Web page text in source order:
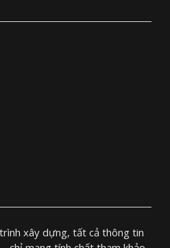
xây dựng, tất cả thông tin